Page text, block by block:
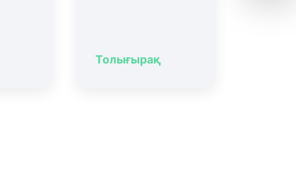
Толығырақ